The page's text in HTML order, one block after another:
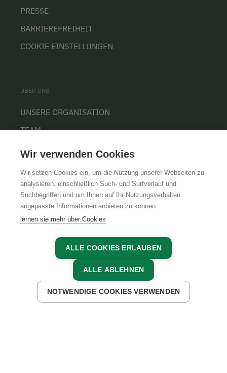
JETZT ANFRAGEN
PRESSE
BARRIEREFREIHEIT
COOKIE EINSTELLUNGEN
ÜBER UNS
UNSERE ORGANISATION
TEAM
KARRIERE
AGBIMPRESSUMDATENSCHUTZ
Wir verwenden Cookies
Wir setzen Cookies ein, um die Nutzung unserer Webseiten zu
analysieren, einschließlich Such- und Surfverlauf und
Suchbegriffen und um Ihnen auf Ihr Nutzungsverhalten
angepasste Informationen anbieten zu können.
lernen sie mehr über Cookies
ALLE COOKIES ERLAUBEN
ALLE ABLEHNEN
NOTWENDIGE COOKIES VERWENDEN